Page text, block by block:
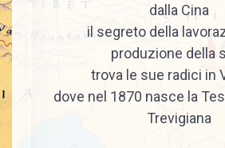
dalla Cina
il segreto della
produzione della
trova le sue radici in
dove nel 1870 nasce la
Trevigiana